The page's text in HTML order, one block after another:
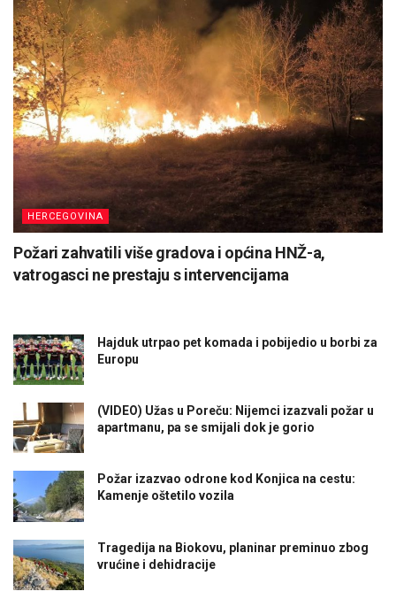
HERCEGOVINA
Požari zahvatili više gradova i općina HNŽ-a,
vatrogasci ne prestaju s intervencijama
Hajduk utrpao pet komada i pobijedio u borbi za
Europu
(VIDEO) Užas u Poreču: Nijemci izazvali požar u
apartmanu, pa se smijali dok je gorio
Požar izazvao odrone kod Konjica na cestu:
Kamenje oštetilo vozila
Tragedija na Biokovu, planinar preminuo zbog
vrućine i dehidracije